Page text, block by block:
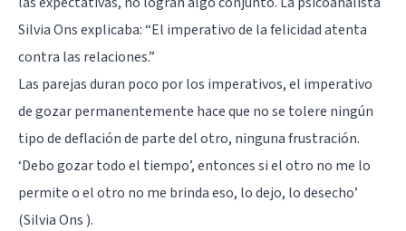
Silvia Ons explicaba: “El imperativo de la felicidad atenta
contra las relaciones.”
Las parejas duran poco por los imperativos, el imperativo
de gozar permanentemente hace que no se tolere ningún
tipo de deflación de parte del otro, ninguna frustración.
‘Debo gozar todo el tiempo’, entonces si el otro no me lo
permite o el otro no me brinda eso, lo dejo, lo desecho’
(Silvia Ons ).